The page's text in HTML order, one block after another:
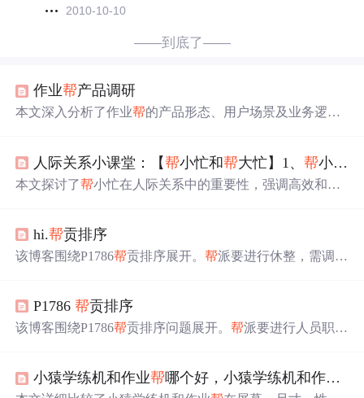
2010-10-10
——到底了——
作业帮产品调研
本文深入分析了作业帮的产品形态、用户场景及业务逻
反馈的考察，揭示了作业
帮的发展轨迹与面临挑战。
人际关系小课堂：【帮小忙和帮大忙】1、帮小忙关键在于漂亮和高效2、
本文探讨了帮小忙在人际关系中的重要性，强调高效和漂
目标、自报家门、准备文件等。同时提醒避免语音消息，
以保持专业和尊重。
hi.帮贡排序
该博客围绕P1786帮贡排序展开。帮派要进行休整，需调整
输入输出格式、数据范围等，absi2011无权调整
主职位。
P1786帮贡排序
该博客围绕P1786帮贡排序问题展开。帮派要进行人员职位
出了输入输出格式、数据范围等信息，最后提及有C++代
小猿学练机和作业帮哪个好，小猿学练机和作业